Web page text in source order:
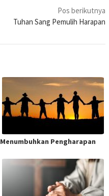
Pos berikutnya
Tuhan Sang Pemulih Harapan
Menumbuhkan Pengharapan